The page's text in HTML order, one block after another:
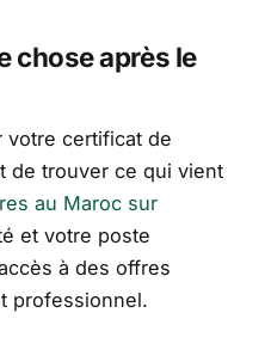
chose après le
votre certificat de
de trouver ce qui vient
au Maroc sur
et votre poste
à des offres
professionnel.